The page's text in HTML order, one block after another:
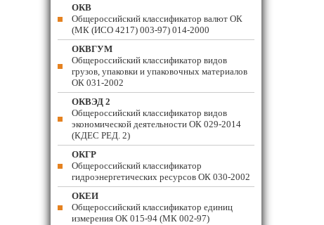
ОКВ
Общероссийский классификатор валют ОК
(МК (ИСО 4217) 003-97) 014-2000
ОКВГУМ
Общероссийский классификатор видов
грузов, упаковки и упаковочных материалов
ОК 031-2002
ОКВЭД 2
Общероссийский классификатор видов
экономической деятельности ОК 029-2014
(КДЕС РЕД. 2)
ОКГР
Общероссийский классификатор
гидроэнергетических ресурсов ОК 030-2002
ОКЕИ
Общероссийский классификатор единиц
измерения ОК 015-94 (МК 002-97)